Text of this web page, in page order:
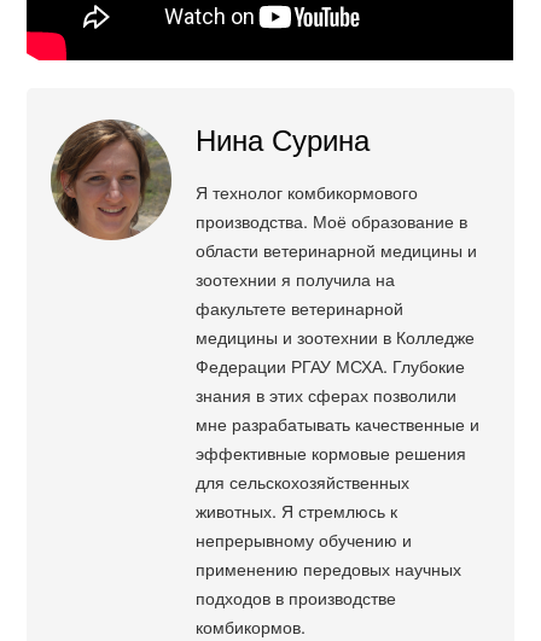
Нина Сурина
Я технолог комбикормового
производства. Моё образование в
области ветеринарной медицины и
зоотехнии я получила на
факультете ветеринарной
медицины и зоотехнии в Колледже
Федерации РГАУ МСХА. Глубокие
знания в этих сферах позволили
мне разрабатывать качественные и
эффективные кормовые решения
для сельскохозяйственных
животных. Я стремлюсь к
непрерывному обучению и
применению передовых научных
подходов в производстве
комбикормов.